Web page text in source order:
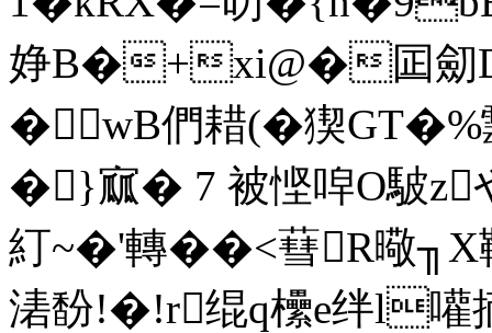
婙B�+xi@�囸劎D
�wB們耤(�猰
�}寙� 7 被悭唕O駊
糽~�'轉��<蔧R曔
湱馚!�!r绲q欙e绊l嚾